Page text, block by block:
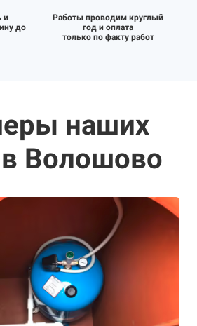
и
до
Работы проводим круглый
год и оплата
только по факту работ
наших
в Волошово